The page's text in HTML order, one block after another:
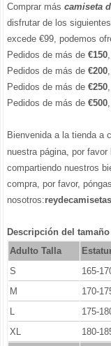
Comprar más camiseta
disfrutar de los
excede €99, podemos
Pedidos de más de €150
Pedidos de más de €200
Pedidos de más de €250
Pedidos de más de €500
Bienvenida a la tienda a
nuestra página, por
compartiendo nuestros
compra, por favor,
nosotros:
Descripción del tamaño
Adulto Talla
S
165-
M
170-
L
175-
XL
180-